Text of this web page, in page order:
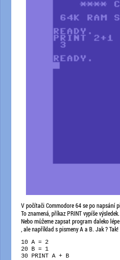
V počítači Commodore 64 se po napsání
To znamená, příkaz PRINT vypíše výsledek.
Nebo můžeme zapsat program daleko
, ale například s pismeny A a B. Jak ? Tak!
10 A = 2
20 B = 1
30 PRINT A + B